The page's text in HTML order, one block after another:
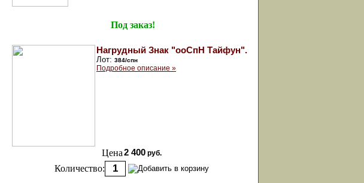
Под заказ!
Нагрудный Знак "ооСпН Тайфун".
Лот: 384/спн
Подробное описание »
Цена2 400 руб.
Количество: